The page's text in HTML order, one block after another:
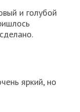
и голубой
яркий, но